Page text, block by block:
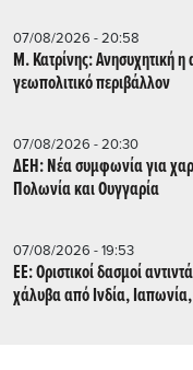
07/08/2026 - 20:58
Μ. Κατρίνης: Ανησυχητική
γεωπολιτικό περιβάλλον
07/08/2026 - 20:30
ΔΕΗ: Νέα συμφωνία για
Πολωνία και Ουγγαρία
07/08/2026 - 19:53
ΕΕ: Οριστικοί δασμοί
χάλυβα από Ινδία, Ιαπωνία,